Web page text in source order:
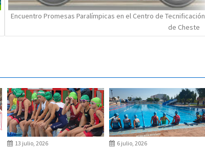
Encuentro Promesas Paralímpicas en el Centro de Tecnificación
de Cheste
13 julio, 2026 6 julio, 2026